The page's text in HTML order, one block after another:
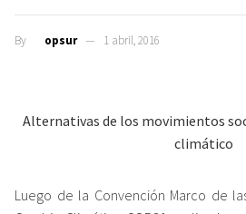
By opsur 1 abril, 2016
Alternativas de los movimientos
climático
Luego de la Convención Marco de